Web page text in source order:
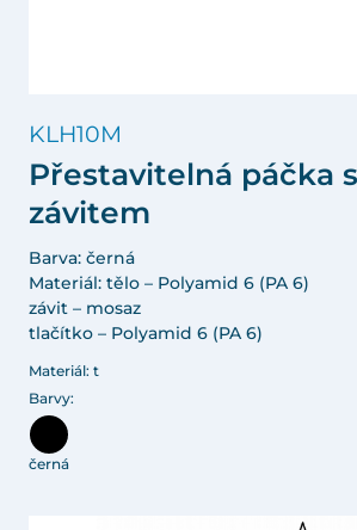
KLH10M
Přestavitelná páčka
závitem
Barva: černá
Materiál: tělo – Polyamid 6 (PA 6)
závit – mosaz
tlačítko – Polyamid 6 (PA 6)
Materiál: t
Barvy:
černá